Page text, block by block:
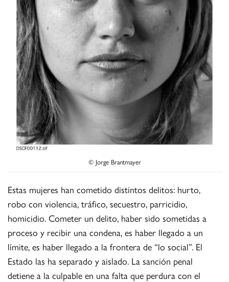
© Jorge Brantmayer
Estas mujeres han cometido distintos delitos: hurto,
robo con violencia, tráfico, secuestro, parricidio,
homicidio. Cometer un delito, haber sido sometidas a
proceso y recibir una condena, es haber llegado a un
límite, es haber llegado a la frontera de “lo social”. El
Estado las ha separado y aislado. La sanción penal
detiene a la culpable en una falta que perdura con el